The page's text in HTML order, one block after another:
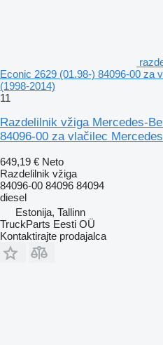
Econic 2629 (01.98-) 84096-00 za
(1998-2014)
11
Razdelilnik vžiga Mercedes-
84096-00 za vlačilec
649,19 € Neto
Razdelilnik vžiga
84096-00 84096 84094
diesel
Estonija, Tallinn
TruckParts Eesti OÜ
Kontaktirajte prodajalca